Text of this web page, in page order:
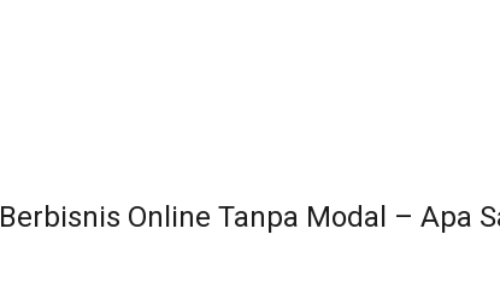
Berbisnis Online Tanpa Modal – Apa